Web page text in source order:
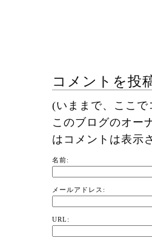
コメントを投
(いままで、ここ
このブログのオー
はコメントは表示
名前:
メールアドレス:
URL: